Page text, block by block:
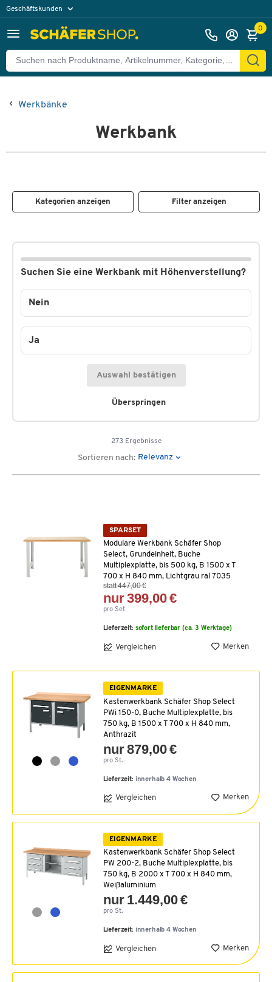
Geschäftskunden
0
Werkbänke
Werkbank
Kategorien anzeigen Filter anzeigen
Suchen Sie eine Werkbank mit Höhenverstellung?
Überspringen
Nein
Ja
Auswahl bestätigen
273 Ergebnisse
Sortieren nach: Relevanz
SPARSET
Modulare Werkbank Schäfer Shop
Select, Grundeinheit, Buche
Multiplexplatte, bis 500 kg, B 1500 x T
700 x H 840 mm, Lichtgrau ral 7035
statt 447,00 €
nur 399,00 €
pro Set
Lieferzeit: sofort lieferbar (ca. 3 Werktage)
Vergleichen Merken
EIGENMARKE
Kastenwerkbank Schäfer Shop Select
PWi 150-0, Buche Multiplexplatte, bis
750 kg, B 1500 x T 700 x H 840 mm,
Anthrazit
nur 879,00 €
pro St.
Lieferzeit: innerhalb 4 Wochen
Vergleichen Merken
EIGENMARKE
Kastenwerkbank Schäfer Shop Select
PW 200-2, Buche Multiplexplatte, bis
750 kg, B 2000 x T 700 x H 840 mm,
Weißaluminium
nur 1.449,00 €
pro St.
Lieferzeit: innerhalb 4 Wochen
Vergleichen Merken